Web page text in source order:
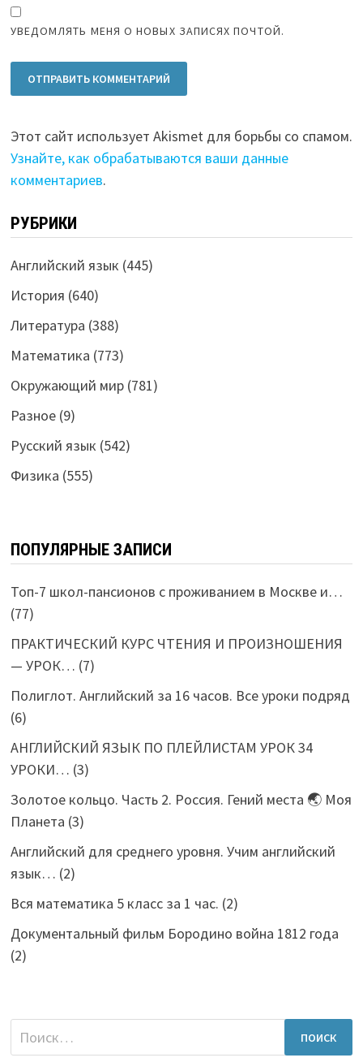
УВЕДОМЛЯТЬ МЕНЯ О НОВЫХ ЗАПИСЯХ ПОЧТОЙ.
Этот сайт использует Akismet для борьбы со спамом.
Узнайте, как обрабатываются ваши данные
комментариев.
РУБРИКИ
Английский язык (445)
История (640)
Литература (388)
Математика (773)
Окружающий мир(781)
Разное(9)
Русский язык (542)
Физика (555)
ПОПУЛЯРНЫЕ ЗАПИСИ
Топ-7 школ-пансионов с проживанием в Москве и…
(77)
ПРАКТИЧЕСКИЙ КУРС ЧТЕНИЯ И ПРОИЗНОШЕНИЯ
— УРОК… (7)
Полиглот. Английский за 16 часов. Все уроки подряд
(6)
АНГЛИЙСКИЙ ЯЗЫК ПО ПЛЕЙЛИСТАМ УРОК 34
УРОКИ… (3)
Золотое кольцо. Часть 2. Россия. Гений места 🌏 Моя
Планета (3)
Английский для среднего уровня. Учим английский
язык… (2)
Вся математика 5 класс за 1 час. (2)
Документальный фильм Бородино война 1812 года
(2)
Найти: